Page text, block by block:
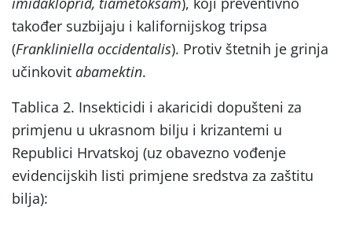
također suzbijaju i kalifornijskog tripsa
(Frankliniella occidentalis). Protiv štetnih je grinja
učinkovit abamektin.
Tablica 2. Insekticidi i akaricidi dopušteni za
primjenu u ukrasnom bilju i krizantemi u
Republici Hrvatskoj (uz obavezno vođenje
evidencijskih listi primjene sredstva za zaštitu
bilja):